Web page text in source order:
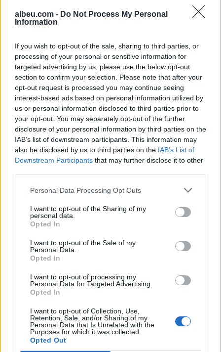
albeu.com - Do Not Process My Personal
Information
If you wish to opt-out of the sale, sharing to third parties, or
processing of your personal or sensitive information for
targeted advertising by us, please use the below opt-out
section to confirm your selection. Please note that after your
opt-out request is processed you may continue seeing
interest-based ads based on personal information utilized by
us or personal information disclosed to third parties prior to
your opt-out. You may separately opt-out of the further
disclosure of your personal information by third parties on the
IAB’s list of downstream participants. This information may
also be disclosed by us to third parties on the IAB’s List of
Downstream Participants that may further disclose it to other
Personal Data Processing Opt Outs
I want to opt-out of the Sharing of my
personal data.
Opted In
I want to opt-out of the Sale of my
Personal Data.
Opted In
I want to opt-out of processing my
Personal Data for Targeted Advertising.
Opted In
I want to opt-out of Collection, Use,
Retention, Sale, and/or Sharing of my
Personal Data that Is Unrelated with the
Purposes for which it was collected.
Opted Out
e 72,000 emigrantëve në
dy ditë ndez përplasjet
largohet nga detyra pas
akuzave për plagjiaturë
Sllovakia përballet me
vapë ekstreme,
termometri arrin 42.2
gradë Celsius
Dy tramvaje përplasen në
Gjermani, rreth 25 të
plagosur, tre në gjendje
kritike
Trump favorizon JD
Vance si pasues të
mundshëm për zgjedhjet
presidenciale të vitit
2028, sipas “The
Washington Post
Të paktën 38 të vrarë dhe
e Huthive me raketa dhe
dronë kundër ushtrisë së
Trump mohon se SHBA-ja
ka mungesë municionesh:
Senati amerikan e shpall